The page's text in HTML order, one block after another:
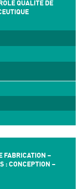
QUALITE DE
FABRICATION –
: CONCEPTION –